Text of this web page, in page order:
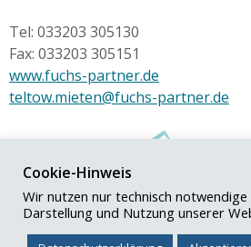
Tel: 033203 305130
Fax: 033203 305151
www.fuchs-partner.de
teltow.mieten@fuchs-partner.de
© Fuchs+Partner
Impressum|
Cookie-Hinweis
Wir nutzen nur technisch notwendige
Darstellung und Nutzung unserer